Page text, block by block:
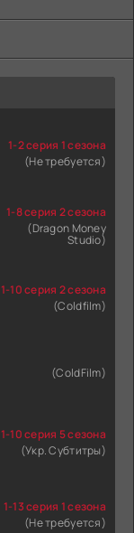
1-2 серия 1 сезона
(Не требуется)
1-8 серия 2 сезона
(Dragon Money
Studio)
1-10 серия 2 сезона
(Coldfilm)
(ColdFilm)
1-10 серия 5 сезона
(Укр. Субтитры)
1-13 серия 1 сезона
(Не требуется)